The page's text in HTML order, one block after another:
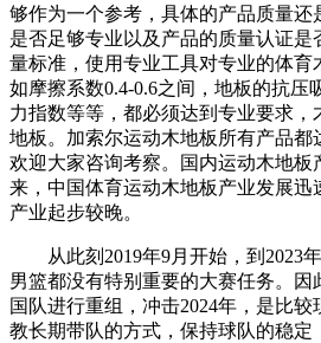
够作为一个参考，具体的产品质量还
是否足够专业以及产品的质量认证
量标准，使用专业工具对专业的体育
如摩擦系数0.4-0.6之间，地板的抗压
力指数等等，都必须达到专业要求，
地板。加索尔运动木地板所有产品都
欢迎大家咨询考察。国内运动木地板
来，中国体育运动木地板产业发展迅
产业起步较晚。
从此刻2019年9月开始，到2023
男篮都没有特别重要的大赛任务。因
国队进行重组，冲击2024年，是比
教长期带队的方式，保持球队的稳定